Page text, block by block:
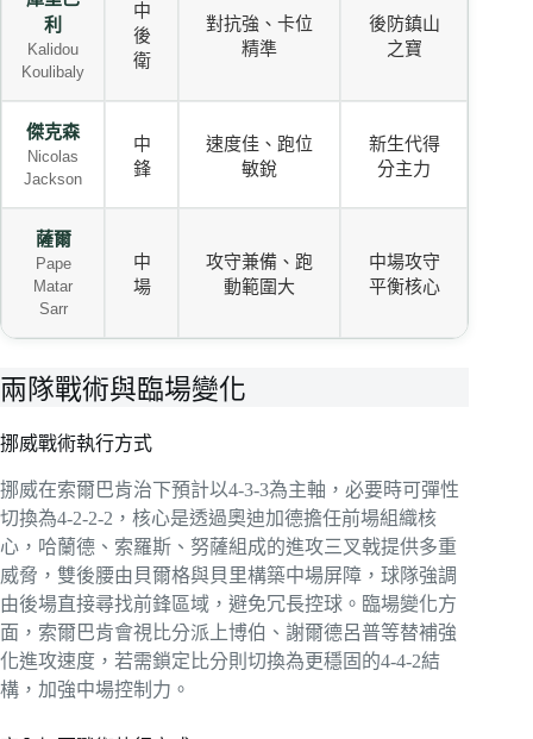
利
Kalidou
Koulibaly
中
後
衛
對抗強、卡位
精準
後防鎮山
之寶
傑克森
Nicolas
Jackson
中
鋒
速度佳、跑位
敏銳
新生代得
分主力
薩爾
Pape
Matar
Sarr
中
場
攻守兼備、跑
動範圍大
中場攻守
平衡核心
兩隊戰術與臨場變化
挪威戰術執行方式
挪威在索爾巴肯治下預計以4-3-3為主軸，必要時可彈性
切換為4-2-2-2，核心是透過奧迪加德擔任前場組織核
心，哈蘭德、索羅斯、努薩組成的進攻三叉戟提供多重
威脅，雙後腰由貝爾格與貝里構築中場屏障，球隊強調
由後場直接尋找前鋒區域，避免冗長控球。臨場變化方
面，索爾巴肯會視比分派上博伯、謝爾德呂普等替補強
化進攻速度，若需鎖定比分則切換為更穩固的4-4-2結
構，加強中場控制力。